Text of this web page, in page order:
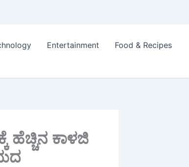
Entertainment
Food & Recipes
ಹೆಚ್ಚಿನ ಕಾಳಜಿ